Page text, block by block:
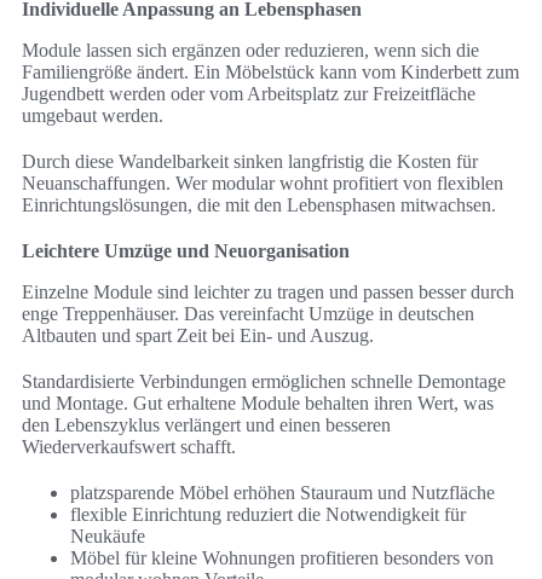
Individuelle Anpassung an Lebensphasen
Module lassen sich ergänzen oder reduzieren, wenn sich die
Familiengröße ändert. Ein Möbelstück kann vom Kinderbett zum
Jugendbett werden oder vom Arbeitsplatz zur Freizeitfläche
umgebaut werden.
Durch diese Wandelbarkeit sinken langfristig die Kosten für
Neuanschaffungen. Wer modular wohnt profitiert von flexiblen
Einrichtungslösungen, die mit den Lebensphasen mitwachsen.
Leichtere Umzüge und Neuorganisation
Einzelne Module sind leichter zu tragen und passen besser durch
enge Treppenhäuser. Das vereinfacht Umzüge in deutschen
Altbauten und spart Zeit bei Ein- und Auszug.
Standardisierte Verbindungen ermöglichen schnelle Demontage
und Montage. Gut erhaltene Module behalten ihren Wert, was
den Lebenszyklus verlängert und einen besseren
Wiederverkaufswert schafft.
platzsparende Möbel erhöhen Stauraum und Nutzfläche
flexible Einrichtung reduziert die Notwendigkeit für
Neukäufe
Möbel für kleine Wohnungen profitieren besonders von